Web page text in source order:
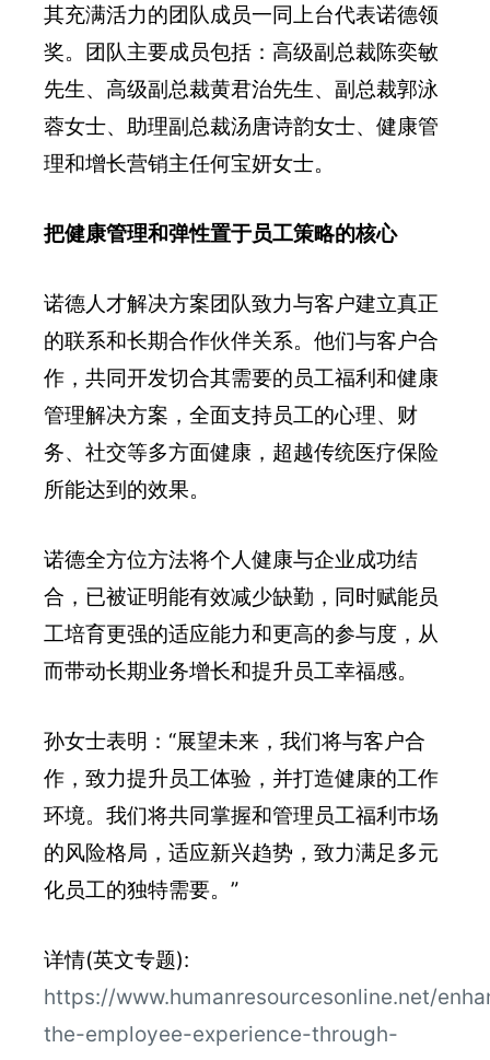
其充满活力的团队成员一同上台代表诺德领
奖。团队主要成员包括：高级副总裁陈奕敏
先生、高级副总裁黄君治先生、副总裁郭泳
蓉女士、助理副总裁汤唐诗韵女士、健康管
理和增长营销主任何宝妍女士。
把健康管理和弹性置于员工策略的核心
诺德人才解决方案团队致力与客户建立真正
的联系和长期合作伙伴关系。他们与客户合
作，共同开发切合其需要的员工福利和健康
管理解决方案，全面支持员工的心理、财
务、社交等多方面健康，超越传统医疗保险
所能达到的效果。
诺德全方位方法将个人健康与企业成功结
合，已被证明能有效减少缺勤，同时赋能员
工培育更强的适应能力和更高的参与度，从
而带动长期业务增长和提升员工幸福感。
孙女士表明：“展望未来，我们将与客户合
作，致力提升员工体验，并打造健康的工作
环境。我们将共同掌握和管理员工福利巿场
的风险格局，适应新兴趋势，致力满足多元
化员工的独特需要。”
详情(英文专题):
https://www.humanresourcesonline.net/
the-employee-experience-through-